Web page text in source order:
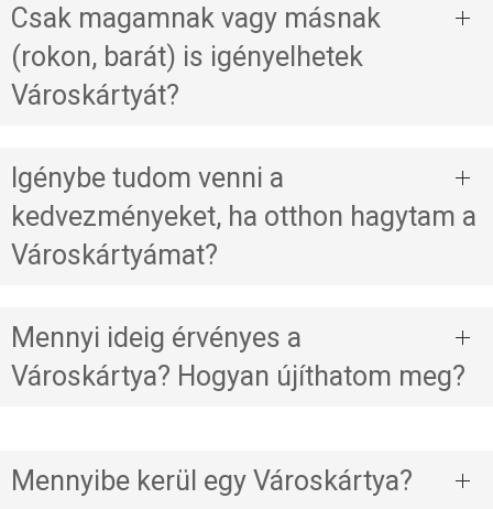
Csak magamnak vagy másnak
(rokon, barát) is igényelhetek
Városkártyát?
Igénybe tudom venni a
kedvezményeket, ha otthon hagytam a
Városkártyámat?
Mennyi ideig érvényes a
Városkártya? Hogyan újíthatom meg?
Mennyibe kerül egy Városkártya?